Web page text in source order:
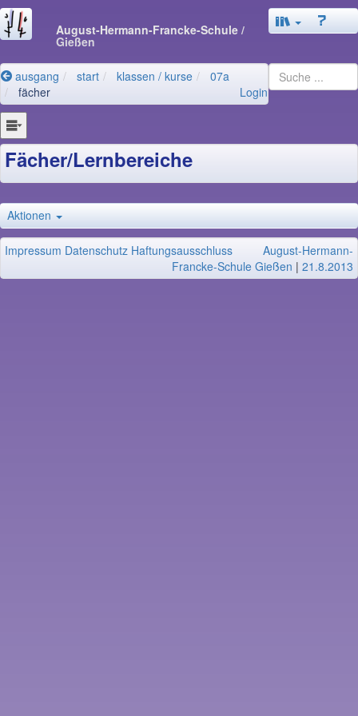
August-Hermann-Francke-Schule /
Gießen
ausgang start klassen / kurse
07a
fächer
Login
Fächer/Lernbereiche
Aktionen
Impressum Datenschutz Haftungsausschluss
August-Hermann-
Francke-Schule Gießen | 21.8.2013